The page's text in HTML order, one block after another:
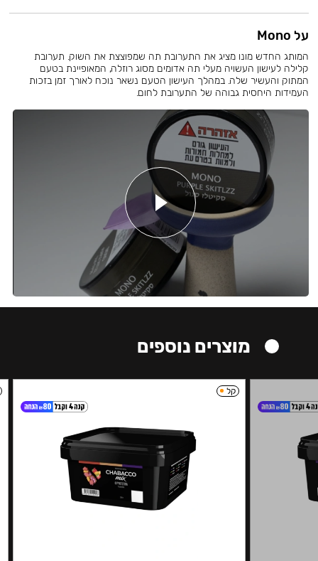
על Mono
המותג החדש מונו מציג את התערובת תה שמפוצצת את השוק. תערובת
קלילה לעישון העשויה מעלי תה אדומים מסוג רוזלה, המאופיינת בטעם
המתוק והעשיר שלה. במהלך העישון הטעם נשאר נוכח לאורך זמן בזכות
העמידות היחסית גבוהה של התערובת לחום.
מוצרים נוספים
קל